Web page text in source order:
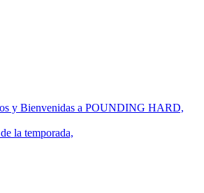
y Bienvenidas a POUNDING HARD,
la temporada,